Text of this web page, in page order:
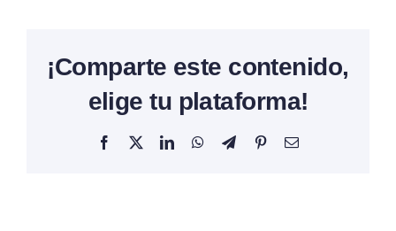
¡Comparte este contenido,
elige tu plataforma!
Facebook
X LinkedInWhatsAppTelegramPinterestCorreo